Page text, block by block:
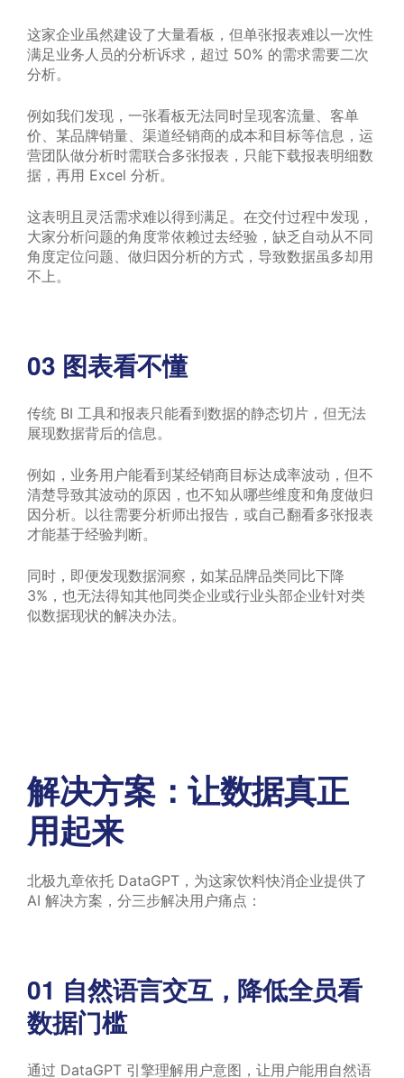
这家企业虽然建设了大量看板，但单张报表难以一次性
满足业务人员的分析诉求，超过 50% 的需求需要二次
分析。
例如我们发现，一张看板无法同时呈现客流量、客单
价、某品牌销量、渠道经销商的成本和目标等信息，运
营团队做分析时需联合多张报表，只能下载报表明细数
据，再用 Excel 分析。
这表明且灵活需求难以得到满足。在交付过程中发现，
大家分析问题的角度常依赖过去经验，缺乏自动从不同
角度定位问题、做归因分析的方式，导致数据虽多却用
不上。
03 图表看不懂
传统 BI 工具和报表只能看到数据的静态切片，但无法
展现数据背后的信息。
例如，业务用户能看到某经销商目标达成率波动，但不
清楚导致其波动的原因，也不知从哪些维度和角度做归
因分析。以往需要分析师出报告，或自己翻看多张报表
才能基于经验判断。
同时，即便发现数据洞察，如某品牌品类同比下降
3%，也无法得知其他同类企业或行业头部企业针对类
似数据现状的解决办法。
解决方案：让数据真正
用起来
北极九章依托 DataGPT，为这家饮料快消企业提供了
AI 解决方案，分三步解决用户痛点：
01 自然语言交互，降低全员看
数据门槛
通过 DataGPT 引擎理解用户意图，让用户能用自然语